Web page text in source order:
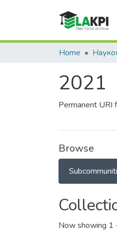
Home
2021
Permanent URI
Browse
Now showing 1